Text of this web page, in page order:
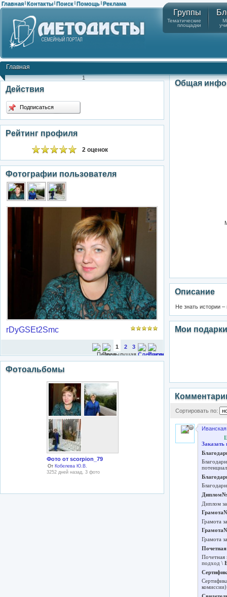
Главная | Контакты | Поиск | Помощь | Реклама
Группы
Тематические
площадки
Главная
1
Действия
Подписаться
Рейтинг профиля
2 оценок
Фотографии пользователя
rDyGSEt2Smc
1 2 3
Фотоальбомы
Фото от scorpion_79
От Кобелева Ю.В.
3252 дней назад, 3 фото
Общая
Описание
Не знать истории
Мои подарки
Сортировать по:
Диплом
Грамота
Грамота
Почетная
подход \